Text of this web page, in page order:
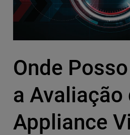
Onde
a Avaliação
Appliance